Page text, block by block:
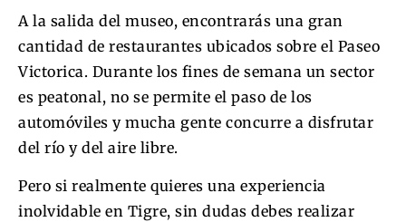
A la salida del museo, encontrarás una gran
cantidad de restaurantes ubicados sobre el Paseo
Victorica. Durante los fines de semana un sector
es peatonal, no se permite el paso de los
automóviles y mucha gente concurre a disfrutar
del río y del aire libre.
Pero si realmente quieres una experiencia
inolvidable en Tigre, sin dudas debes realizar